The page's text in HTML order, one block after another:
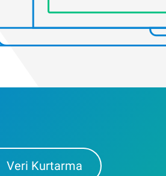
Veri Kurtarma